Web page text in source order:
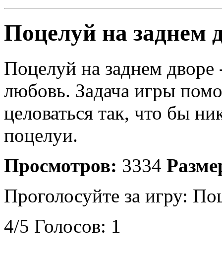
Поцелуй на заднем
Поцелуй на заднем дворе
любовь. Задача игры
целоваться так, что бы
поцелуи.
Просмотров: 3334
Проголосуйте за игру:
4/5 Голосов: 1